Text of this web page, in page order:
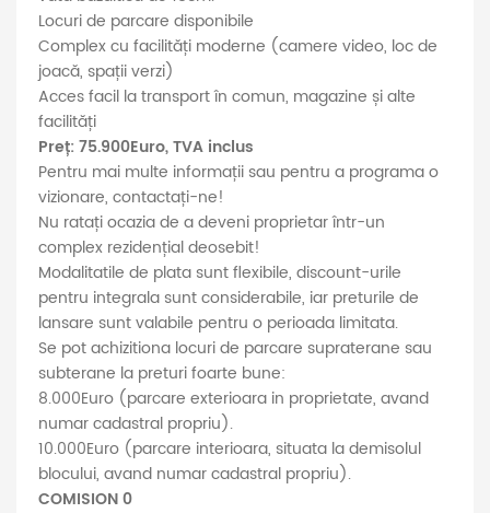
Locuri de parcare disponibile
Complex cu facilități moderne (camere video, loc de
joacă, spații verzi)
Acces facil la transport în comun, magazine și alte
facilități
Preț: 75.900Euro, TVA inclus
Pentru mai multe informații sau pentru a programa o
vizionare, contactați-ne!
Nu ratați ocazia de a deveni proprietar într-un
complex rezidențial deosebit!
Modalitatile de plata sunt flexibile, discount-urile
pentru integrala sunt considerabile, iar preturile de
lansare sunt valabile pentru o perioada limitata.
Se pot achizitiona locuri de parcare supraterane sau
subterane la preturi foarte bune:
8.000Euro (parcare exterioara in proprietate, avand
numar cadastral propriu).
10.000Euro (parcare interioara, situata la demisolul
blocului, avand numar cadastral propriu).
COMISION 0